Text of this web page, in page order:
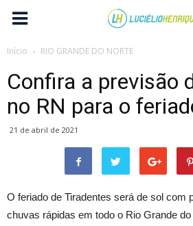
Início RIO GRANDE DO NORTE
Confira a previsão
no RN para o
21 de abril de 2021
O feriado de Tiradentes será de sol com
chuvas rápidas em todo o Rio Grande